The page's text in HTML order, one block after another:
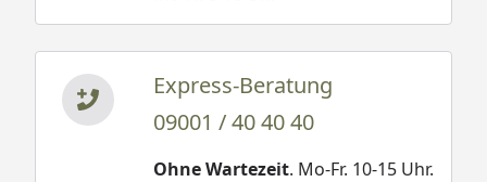
Express-Beratung
09001 / 40 40 40
Ohne Wartezeit. Mo-Fr. 10-15 Uhr.